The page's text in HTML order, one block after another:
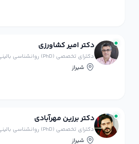
دکتر امیر کشاورزی
دکترای تخصصی (PhD) روانشناسی بالینی
شیراز
دکتر برزین مهرآبادی
دکترای تخصصی (PhD) روانشناسی بالینی
شیراز